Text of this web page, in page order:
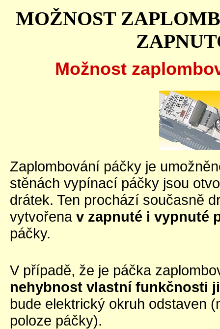
MOŽNOST
Možnost
Zaplombování páčky je
stěnách vypínací páčky jsou
drátek. Ten prochází současně
vytvořena v zapnuté i vypnuté
páčky.
V případě, že je páčka
nehybnost vlastní funkčnosti
bude elektrický okruh odstaven
poloze páčky).